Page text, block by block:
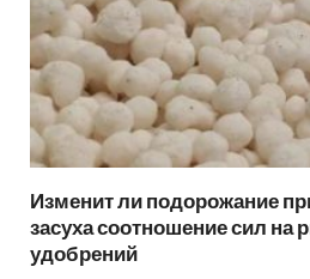
Изменит ли подорожание
засуха соотношение сил
удобрений